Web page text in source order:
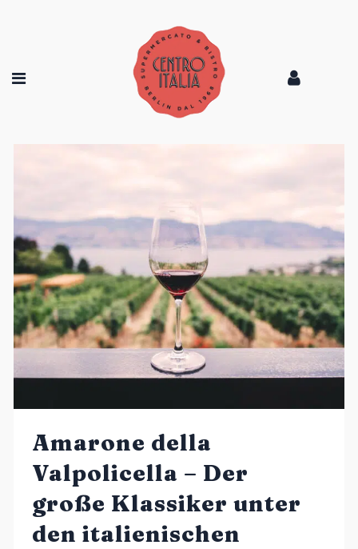
Amarone della
Valpolicella – Der
große Klassiker unter
den italienischen